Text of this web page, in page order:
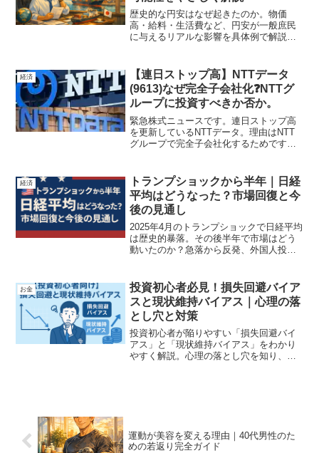
歴史的な円安はなぜ起きたのか。物価
高・給料・生活費など、円安が一般庶民
に与えるリアルな影響を具体例で解説。
りやすく紹介します。
経済
【連日ストップ高】NTTデータ
(9613)なぜ完全子会社化❓NTTグ
ループに投資すべきか否か。
緊急株式ニュースです。連日ストップ高
を更新しているNTTデータ。理由はNTT
グループで完全子会社化するためです。
経済
トランプショックから半年｜日経
平均はどうなった？市場回復と今
後の見通し
2025年4月のトランプショックで日経平均
は歴史的暴落。その後半年で市場はどう
動いたのか？急落から反発、外国人投資
解説します。
お金
投資初心者必見！損失回避バイア
スと現状維持バイアス｜心理の落
とし穴と対策
投資初心者が陥りやすい「損失回避バイ
アス」と「現状維持バイアス」をわかり
やすく解説。心理の落とし穴を知り、冷
運動が美容を変える理由｜40代男性のた
めの若返り完全ガイド